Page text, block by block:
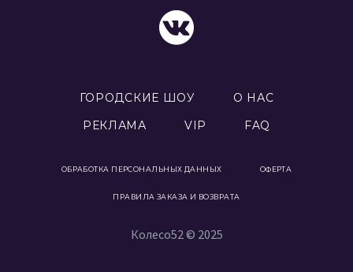
ГОРОДСКИЕ ШОУ
О НАС
РЕКЛАМА
VIP FAQ
ОБРАБОТКА ПЕРСОНАЛЬНЫХ ДАННЫХ ОФЕРТА
ПРАВИЛА ЗАКАЗА И ВОЗВРАТА
Колесо52 © 2025